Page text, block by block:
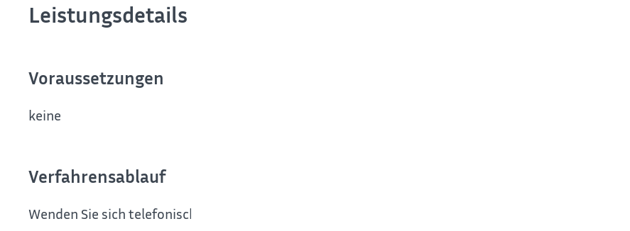
Leistungsdetails
Voraussetzungen
keine
Verfahrensablauf
Wenden Sie sich telefonisch oder schriftlich an die zuständige Stelle.